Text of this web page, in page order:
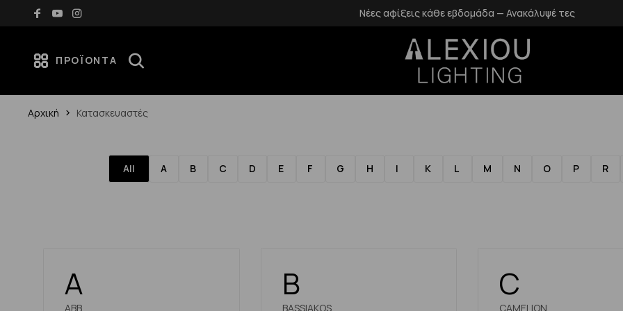
Δωρεάν μεταφορικά για αγορές άνω των 70€ Νέες αφίξεις κάθε εβδομάδα — Ανακάλυψέ τες
ΠΡΟΪΌΝΤΑ
Αρχική Κατασκευαστές
All A B C D E F G H I K L M N O P R
A
ABB
B
BASSIAKOS
C
CAMELION